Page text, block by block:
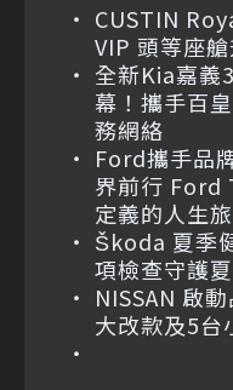
CUSTIN
VIP 頭等座
全新Kia嘉義
幕！攜手百
務網絡
Ford攜手品
界前行 Ford
定義的人生
Škoda 夏季
項檢查守護
NISSAN 啟
大改款及5台